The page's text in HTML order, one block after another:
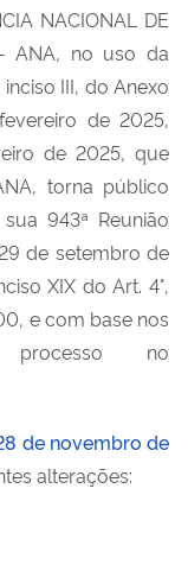
NACIONAL DE
- ANA, no uso da
III, do Anexo
de 2025,
de 2025, que
torna público
943ª Reunião
de setembro de
XIX do Art. 4°,
e com base nos
processo no
de novembro de
alterações: